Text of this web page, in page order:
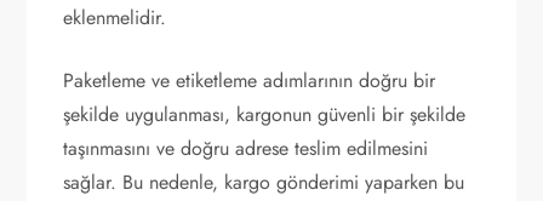
eklenmelidir.
Paketleme ve etiketleme adımlarının doğru bir
şekilde uygulanması, kargonun güvenli bir şekilde
taşınmasını ve doğru adrese teslim edilmesini
sağlar. Bu nedenle, kargo gönderimi yaparken bu